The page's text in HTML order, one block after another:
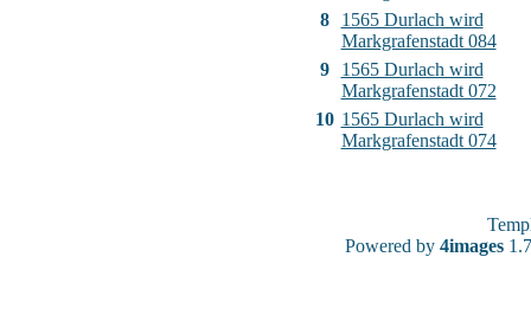
8
1565 Durlach wird
Markgrafenstadt 084
9
1565 Durlach wird
Markgrafenstadt 072
10 1565 Durlach wird
Markgrafenstadt 074
Powered by 4images